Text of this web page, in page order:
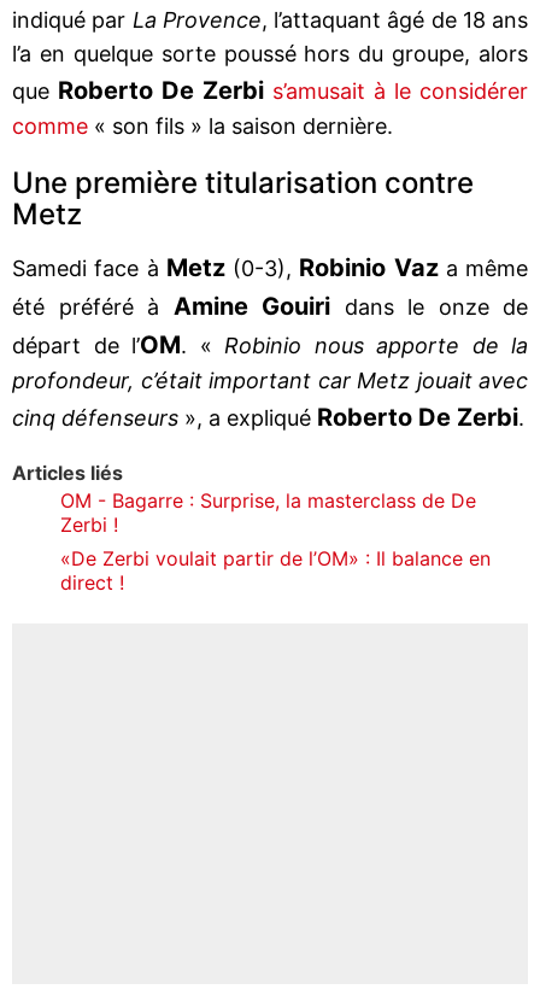
indiqué par La Provence, l’attaquant âgé de 18 ans
l’a en quelque sorte poussé hors du groupe, alors
que Roberto De Zerbi s’amusait à le considérer
comme « son fils » la saison dernière.
Une première titularisation contre
Metz
Samedi face à Metz(0-3), Robinio Vaza même
été préféré à Amine Gouiri dans le onze de
départ de l’OM. « Robinio nous apporte de la
profondeur, c’était important car Metz jouait avec
cinq défenseurs », a expliqué Roberto De Zerbi.
Articles liés
OM - Bagarre : Surprise, la masterclass de De
Zerbi !
«De Zerbi voulait partir de l’OM» : Il balance en
direct !